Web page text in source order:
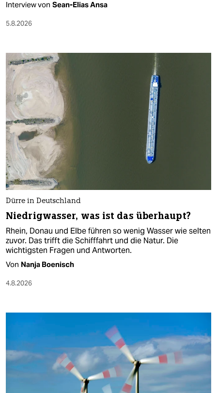
Interview von Sean-Elias Ansa
5.8.2026
Dürre in Deutschland
Niedrigwasser, was ist das überhaupt?
Rhein, Donau und Elbe führen so wenig Wasser wie selten
zuvor. Das trifft die Schifffahrt und die Natur. Die
wichtigsten Fragen und Antworten.
Von Nanja Boenisch
4.8.2026